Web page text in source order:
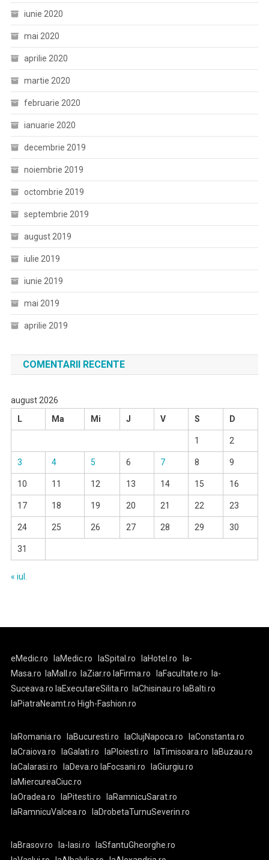
iunie 2020
mai 2020
aprilie 2020
martie 2020
februarie 2020
ianuarie 2020
decembrie 2019
noiembrie 2019
octombrie 2019
septembrie 2019
august 2019
iulie 2019
iunie 2019
mai 2019
aprilie 2019
COMENTARII RECENTE
august 2026
L
Ma Mi J V S D
1 2
3 4 5 6 7 8 9
10 11 12 13 14 15 16
17 18 19 20 21 22 23
24 25 26 27 28 29 30
31
« iul.
eMedic.ro laMedic.ro laSpital.ro laHotel.ro
la-
Masa.ro
laMall.ro laZiar.ro laFirma.ro laFacultate.ro
la-
Suceava.ro laExecutareSilita.ro laChisinau.ro laBalti.ro
laPiatraNeamt.ro High-Fashion.ro
laRomania.ro laBucuresti.ro laClujNapoca.ro
laConstanta.ro
laCraiova.ro
laGalati.ro laPloiesti.ro laTimisoara.ro
laBuzau.ro
laCalarasi.ro
laDeva.ro laFocsani.ro
laGiurgiu.ro
laMiercureaCiuc.ro
laOradea.ro
laPitesti.ro
laRamnicuSarat.ro
laRamnicuValcea.ro
laDrobetaTurnuSeverin.ro
laBrasov.ro la-Iasi.ro
laSfantuGheorghe.ro